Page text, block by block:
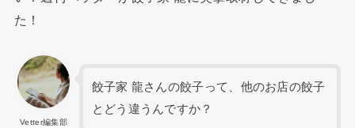
た！
Vetter編集部
餃子家 龍さんの餃子って、他のお店の餃子
とどう違うんですか？